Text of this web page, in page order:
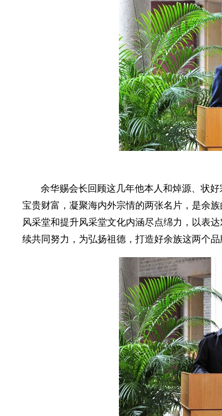
余华赐会长回顾这几年他本人和焯源、状
宝贵财富，凝聚海内外宗情的两张名片，是余
风采堂和提升风采堂文化内涵尽点绵力，以表
续共同努力，为弘扬祖德，打造好余族这两个